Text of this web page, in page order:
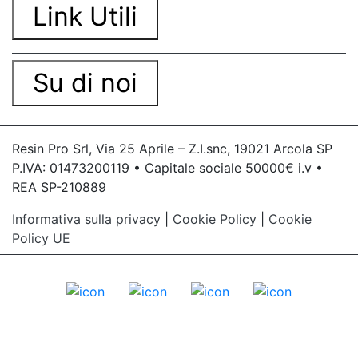
Link Utili
Su di noi
Resin Pro Srl, Via 25 Aprile – Z.I.snc, 19021 Arcola SP
P.IVA: 01473200119 • Capitale sociale 50000€ i.v •
REA SP-210889
Informativa sulla privacy
Cookie Policy
Cookie
Policy UE